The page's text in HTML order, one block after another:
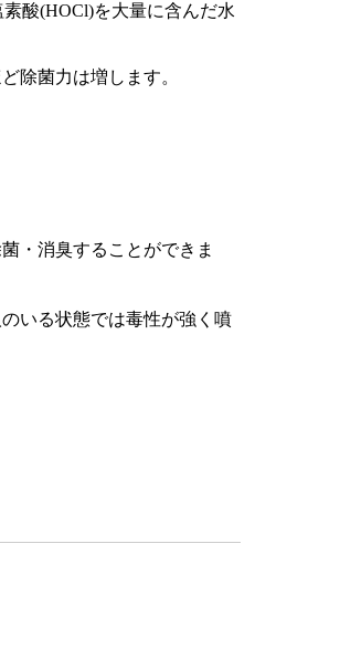
酸(HOCl)を大量に含んだ水
除菌力は増します。
・消臭することができま
いる状態では毒性が強く噴